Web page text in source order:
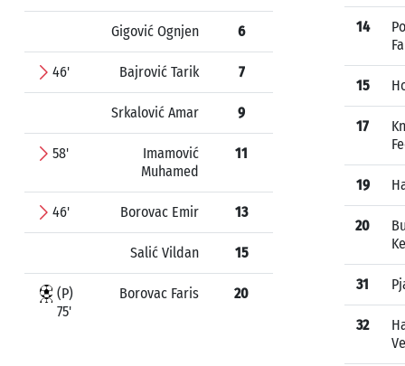
Gigović Ognjen 6
46' Bajrović Tarik 7
Srkalović Amar 9
58'
Imamović
Muhamed
11
46' Borovac Emir 13
Salić Vildan 15
(P)
75'
Borovac Faris 20
14
15
17
19
20
31
32